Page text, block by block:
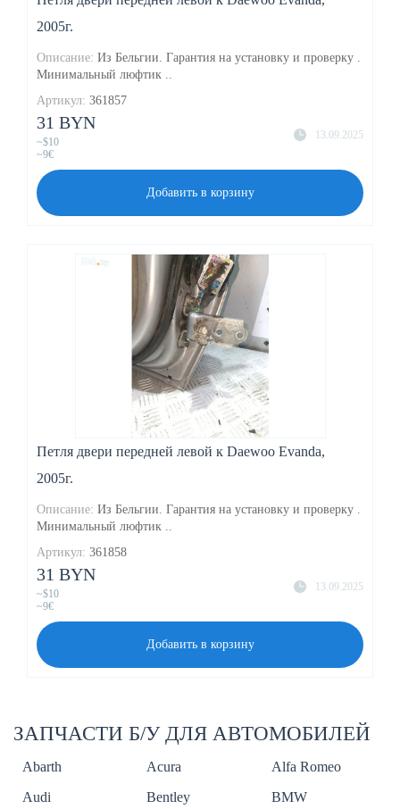
2005г.
Описание: Из Бельгии. Гарантия на установку и проверку .
Минимальный люфтик ..
Артикул: 361857
13.09.2025
31 BYN
~$10
~9€
Добавить в корзину
Петля двери передней левой к Daewoo Evanda,
2005г.
Описание: Из Бельгии. Гарантия на установку и проверку .
Минимальный люфтик ..
Артикул: 361858
13.09.2025
31 BYN
~$10
~9€
Добавить в корзину
ЗАПЧАСТИ Б/У ДЛЯ АВТОМОБИЛЕЙ
Abarth Acura
Alfa Romeo
Audi
Bentley
BMW